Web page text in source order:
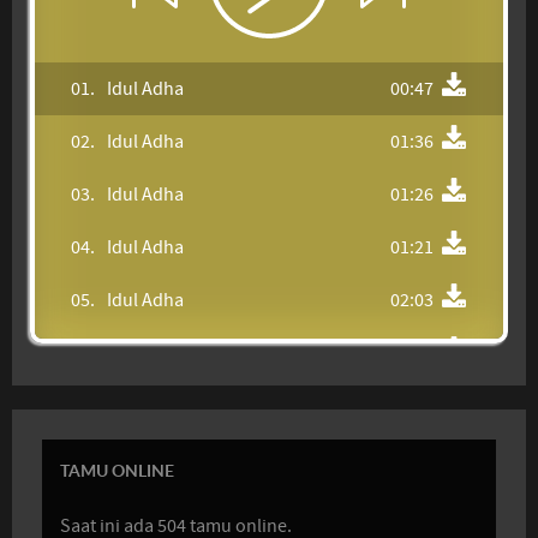
01. Idul Adha 00:47
02. Idul Adha 01:36
03. Idul Adha 01:26
04. Idul Adha 01:21
05. Idul Adha 02:03
06. Idul Adha 00:51
07. Idul Adha 00:35
TAMU ONLINE
Saat ini ada 504 tamu online.